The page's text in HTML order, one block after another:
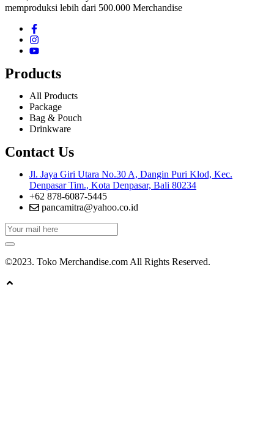
memproduksi lebih dari 500.000 Merchandise
Products
All Products
Package
Bag & Pouch
Drinkware
Contact Us
Jl. Jaya Giri Utara No.30 A, Dangin Puri Klod, Kec.
Denpasar Tim., Kota Denpasar, Bali 80234
+62 878-6087-5445
pancamitra@yahoo.co.id
©2023. Toko Merchandise.com All Rights Reserved.